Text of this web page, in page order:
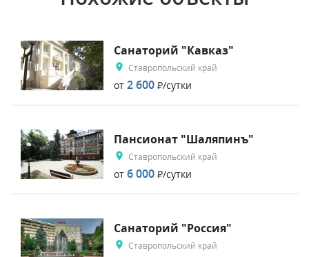
Санаторий "Кавказ"
Ставропольский край
от 2 600 Р/сутки
Пансионат "Шаляпинъ"
Ставропольский край
от 6 000 Р/сутки
Санаторий "Россия"
Ставропольский край